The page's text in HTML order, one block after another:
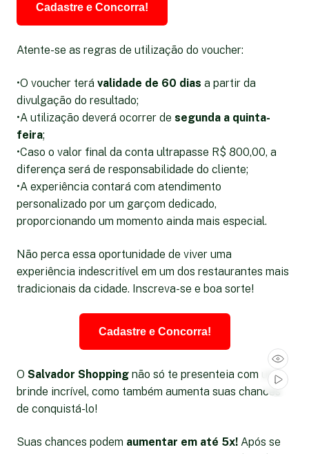
Cadastre e Concorra!
Atente-se as regras de utilização do voucher:
•O voucher terá validade de 60 dias a partir da
divulgação do resultado;
•A utilização deverá ocorrer de segunda a quinta-
feira;
•Caso o valor final da conta ultrapasse R$ 800,00, a
diferença será de responsabilidade do cliente;
•A experiência contará com atendimento
personalizado por um garçom dedicado,
proporcionando um momento ainda mais especial.
Não perca essa oportunidade de viver uma
experiência indescritível em um dos restaurantes mais
tradicionais da cidade. Inscreva-se e boa sorte!
Cadastre e Concorra!
O Salvador Shopping não só te presenteia com um
brinde incrível, como também aumenta suas chances
de conquistá-lo!
Suas chances podem aumentar em até 5x! Após se